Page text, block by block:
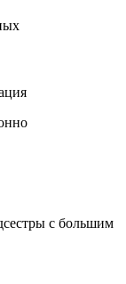
с большим